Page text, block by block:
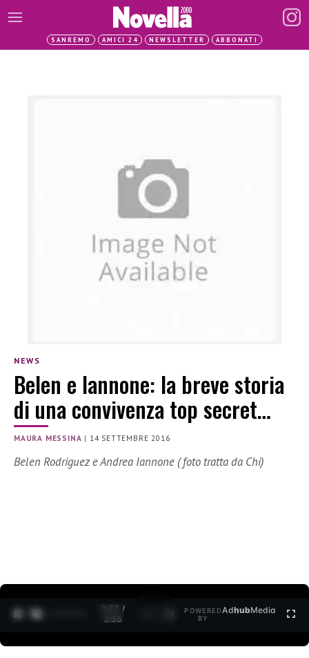
SANREMO AMICI 24 NEWSLETTER ABBONATI
NEWS
Belen e Iannone: la breve storia
di una convivenza top secret…
MAURA MESSINA | 14 SETTEMBRE 2016
Belen Rodriguez e Andrea Iannone ( foto tratta da Chi)
0:27 /
3:35
POWERED
BY
AdhubMedia